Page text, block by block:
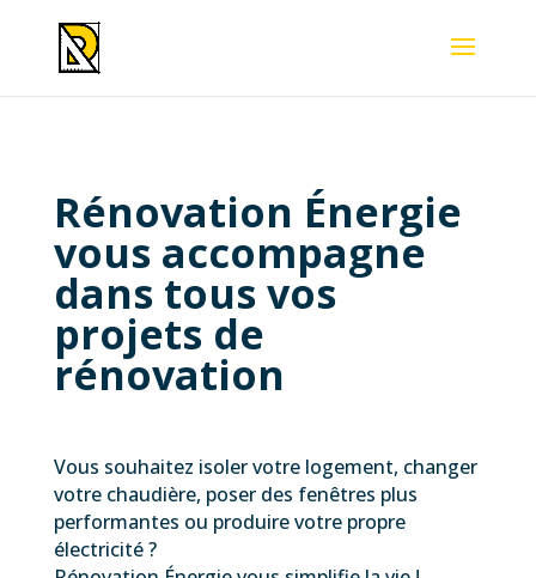
Rénovation Énergie
vous accompagne
dans tous vos
projets de
rénovation
Vous souhaitez isoler votre logement, changer
votre chaudière, poser des fenêtres plus
performantes ou produire votre propre
électricité ?